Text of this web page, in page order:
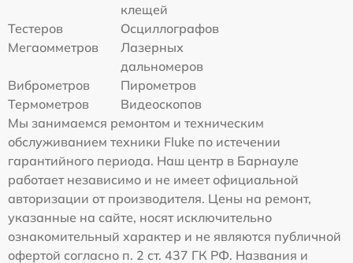
клещей
Тестеров
Осциллографов
Мегаомметров
Лазерных
дальномеров
Виброметров
Пирометров
Термометров
Видеоскопов
Мы занимаемся ремонтом и техническим
обслуживанием техники Fluke по истечении
гарантийного периода. Наш центр в Барнауле
работает независимо и не имеет официальной
авторизации от производителя. Цены на ремонт,
указанные на сайте, носят исключительно
ознакомительный характер и не являются публичной
офертой согласно п. 2 ст. 437 ГК РФ. Названия и